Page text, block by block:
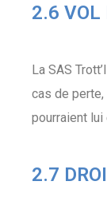
2.6 VOL
La SAS
cas de
pourraient lui
2.7